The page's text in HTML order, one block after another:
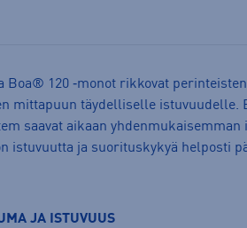
Boa® 120 ‑monot rikkovat
mittapuun täydelliselle
saavat aikaan yhdenmukaisemman
istuvuutta ja suorituskykyä helposti
JA ISTUVUUS